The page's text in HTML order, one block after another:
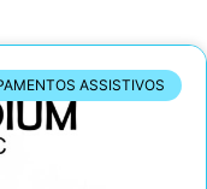
ASSISTIVOS